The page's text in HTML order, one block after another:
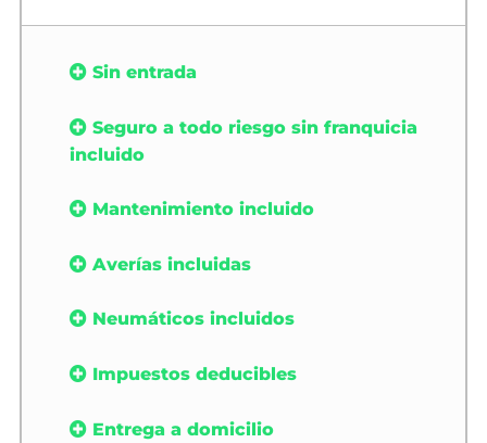
Sin entrada
Seguro a todo riesgo sin franquicia
incluido
Mantenimiento incluido
Averías incluidas
Neumáticos incluidos
Impuestos deducibles
Entrega a domicilio